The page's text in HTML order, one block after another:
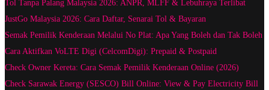
Tol Tanpa Palang Malaysia 2026: ANPR, MLFF & Lebuhraya Terlibat
JustGo Malaysia 2026: Cara Daftar, Senarai Tol & Bayaran
Semak Pemilik Kenderaan Melalui No Plat: Apa Yang Boleh dan Tak Boleh
Cara Aktifkan VoLTE Digi (CelcomDigi): Prepaid & Postpaid
Check Owner Kereta: Cara Semak Pemilik Kenderaan Online (2026)
Check Sarawak Energy (SESCO) Bill Online: View & Pay Electricity Bill